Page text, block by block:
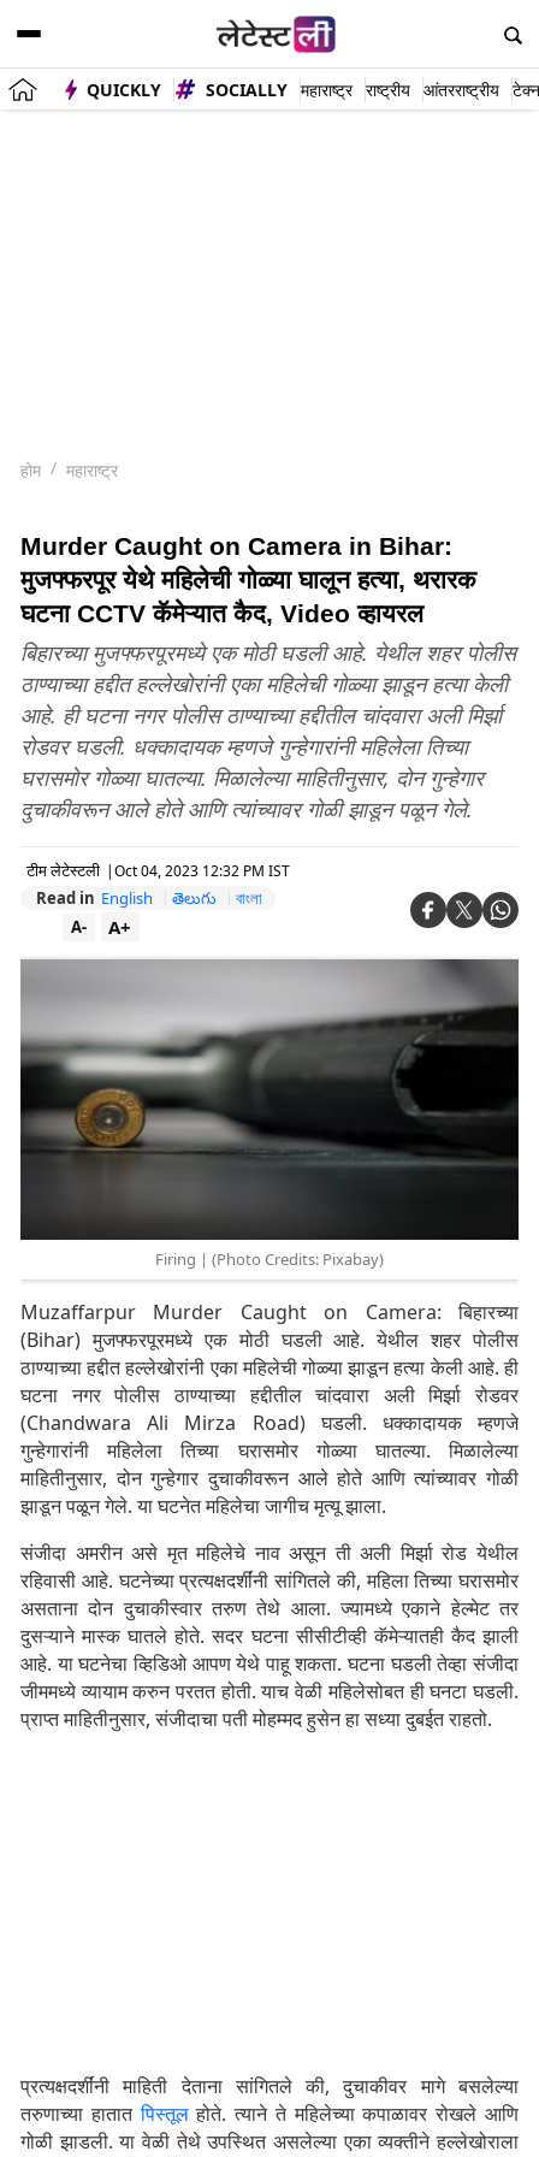
QUICKLY SOCIALLY महाराष्ट्र राष्ट्रीय आंतरराष्ट्रीय
होम महाराष्ट्र
Murder Caught on Camera in Bihar:
मुजफ्फरपूर येथे महिलेची गोळ्या घालून हत्या, थरारक
घटना CCTV कॅमेऱ्यात कैद, Video व्हायरल
बिहारच्या मुजफ्फरपूरमध्ये एक मोठी घडली आहे. येथील शहर पोलीस
ठाण्याच्या हद्दीत हल्लेखोरांनी एका महिलेची गोळ्या झाडून हत्या केली
आहे. ही घटना नगर पोलीस ठाण्याच्या हद्दीतील चांदवारा अली मिर्झा
रोडवर घडली. धक्कादायक म्हणजे गुन्हेगारांनी महिलेला तिच्या
घरासमोर गोळ्या घातल्या. मिळालेल्या माहितीनुसार, दोन गुन्हेगार
दुचाकीवरून आले होते आणि त्यांच्यावर गोळी झाडून पळून गेले.
टीम लेटेस्टली |Oct 04, 2023 12:32 PM IST
Read in English తెలుగు বাংলা
A+
A-
Firing | (Photo Credits: Pixabay)
Muzaffarpur Murder Caught on Camera: बिहारच्या
(Bihar) मुजफ्फरपूरमध्ये एक मोठी घडली आहे. येथील शहर पोलीस
ठाण्याच्या हद्दीत हल्लेखोरांनी एका महिलेची गोळ्या झाडून हत्या केली आहे. ही
घटना नगर पोलीस ठाण्याच्या हद्दीतील चांदवारा अली मिर्झा रोडवर
(Chandwara Ali Mirza Road) घडली. धक्कादायक म्हणजे
गुन्हेगारांनी महिलेला तिच्या घरासमोर गोळ्या घातल्या. मिळालेल्या
माहितीनुसार, दोन गुन्हेगार दुचाकीवरून आले होते आणि त्यांच्यावर गोळी
झाडून पळून गेले. या घटनेत महिलेचा जागीच मृत्यू झाला.
संजीदा अमरीन असे मृत महिलेचे नाव असून ती अली मिर्झा रोड येथील
रहिवासी आहे. घटनेच्या प्रत्यक्षदर्शींनी सांगितले की, महिला तिच्या घरासमोर
असताना दोन दुचाकीस्वार तरुण तेथे आला. ज्यामध्ये एकाने हेल्मेट तर
दुसऱ्याने मास्क घातले होते. सदर घटना सीसीटीव्ही कॅमेऱ्यातही कैद झाली
आहे. या घटनेचा व्हिडिओ आपण येथे पाहू शकता. घटना घडली तेव्हा संजीदा
जीममध्ये व्यायाम करुन परतत होती. याच वेळी महिलेसोबत ही घनटा घडली.
प्राप्त माहितीनुसार, संजीदाचा पती मोहम्मद हुसेन हा सध्या दुबईत राहतो.
प्रत्यक्षदर्शींनी माहिती देताना सांगितले की, दुचाकीवर मागे बसलेल्या
तरुणाच्या हातातपिस्तूलहोते. त्याने ते महिलेच्या कपाळावर रोखले आणि
गोळी झाडली. या वेळी तेथे उपस्थित असलेल्या एका व्यक्तीने हल्लेखोराला